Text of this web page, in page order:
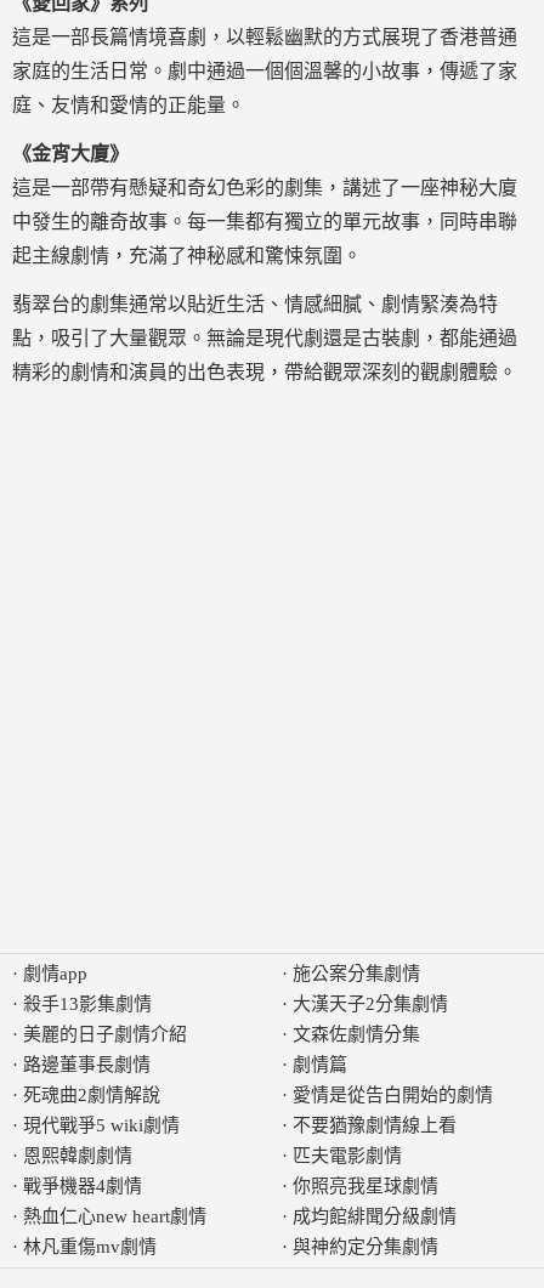
這是一部長篇情境喜劇，以輕鬆幽默的方式展現了香港普通
家庭的生活日常。劇中通過一個個溫馨的小故事，傳遞了家
庭、友情和愛情的正能量。
《金宵大廈》
這是一部帶有懸疑和奇幻色彩的劇集，講述了一座神秘大廈
中發生的離奇故事。每一集都有獨立的單元故事，同時串聯
起主線劇情，充滿了神秘感和驚悚氛圍。
翡翠台的劇集通常以貼近生活、情感細膩、劇情緊湊為特
點，吸引了大量觀眾。無論是現代劇還是古裝劇，都能通過
精彩的劇情和演員的出色表現，帶給觀眾深刻的觀劇體驗。
· 劇情app
· 殺手13影集劇情
· 美麗的日子劇情介紹
· 路邊董事長劇情
· 死魂曲2劇情解說
· 現代戰爭5 wiki劇情
· 恩熙韓劇劇情
· 戰爭機器4劇情
· 熱血仁心new heart劇情
· 林凡重傷mv劇情
· 施公案分集劇情
· 大漢天子2分集劇情
· 文森佐劇情分集
· 劇情篇
· 愛情是從告白開始的劇情
· 不要猶豫劇情線上看
· 匹夫電影劇情
· 你照亮我星球劇情
· 成均館緋聞分級劇情
· 與神約定分集劇情